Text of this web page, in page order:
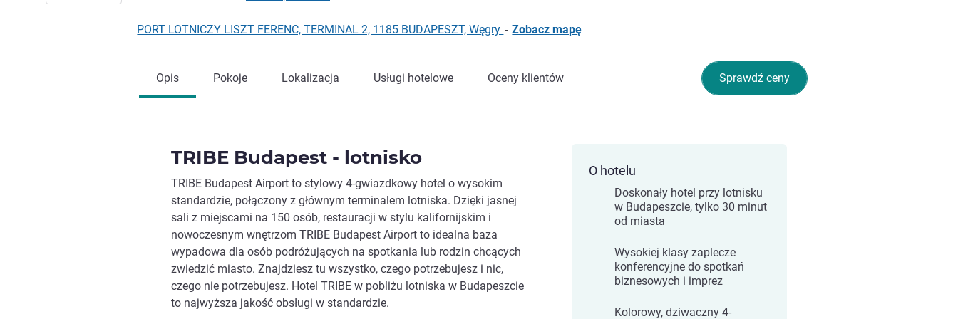
PORT LOTNICZY LISZT FERENC, TERMINAL 2, 1185 BUDAPESZT, Węgry - Zobacz mapę
Sprawdź ceny
Opis Pokoje Lokalizacja Usługi hotelowe Oceny klientów
TRIBE Budapest - lotnisko
TRIBE Budapest Airport to stylowy 4-gwiazdkowy hotel o wysokim
standardzie, połączony z głównym terminalem lotniska. Dzięki jasnej
sali z miejscami na 150 osób, restauracji w stylu kalifornijskim i
nowoczesnym wnętrzom TRIBE Budapest Airport to idealna baza
wypadowa dla osób podróżujących na spotkania lub rodzin chcących
zwiedzić miasto. Znajdziesz tu wszystko, czego potrzebujesz i nic,
czego nie potrzebujesz. Hotel TRIBE w pobliżu lotniska w Budapeszcie
to najwyższa jakość obsługi w standardzie.
O hotelu
Doskonały hotel przy lotnisku
w Budapeszcie, tylko 30 minut
od miasta
Wysokiej klasy zaplecze
konferencyjne do spotkań
biznesowych i imprez
Kolorowy, dziwaczny 4-